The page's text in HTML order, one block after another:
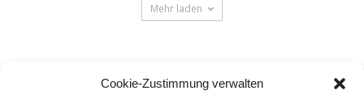
Cookie-Zustimmung verwalten
Mehr laden